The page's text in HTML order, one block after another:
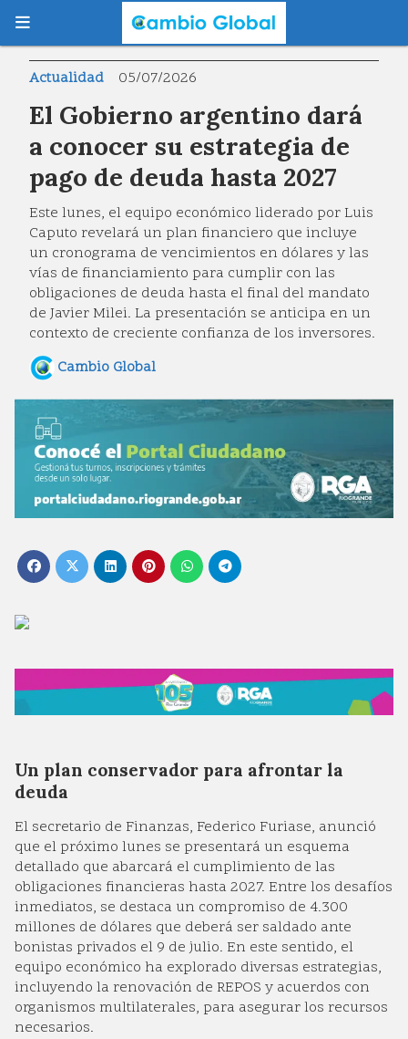
El Gobierno argentino dará
a conocer su estrategia de
pago de deuda hasta 2027
Este lunes, el equipo económico liderado por Luis
Caputo revelará un plan financiero que incluye
un cronograma de vencimientos en dólares y las
vías de financiamiento para cumplir con las
obligaciones de deuda hasta el final del mandato
de Javier Milei. La presentación se anticipa en un
contexto de creciente confianza de los inversores.
Actualidad 05/07/2026
Cambio Global
Un plan conservador para afrontar la
deuda
El secretario de Finanzas, Federico Furiase, anunció
que el próximo lunes se presentará un esquema
detallado que abarcará el cumplimiento de las
obligaciones financieras hasta 2027. Entre los desafíos
inmediatos, se destaca un compromiso de 4.300
millones de dólares que deberá ser saldado ante
bonistas privados el 9 de julio. En este sentido, el
equipo económico ha explorado diversas estrategias,
incluyendo la renovación de REPOS y acuerdos con
organismos multilaterales, para asegurar los recursos
necesarios.